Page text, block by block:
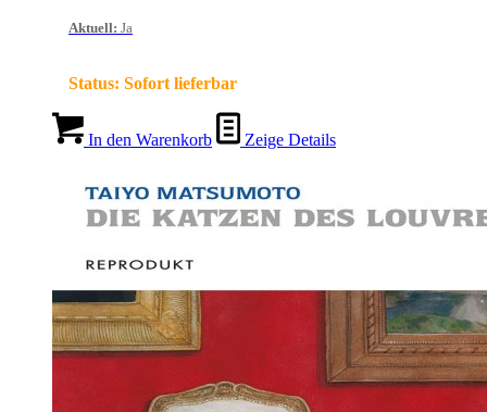
Aktuell: Ja
Status: Sofort lieferbar
In den Warenkorb Zeige Details